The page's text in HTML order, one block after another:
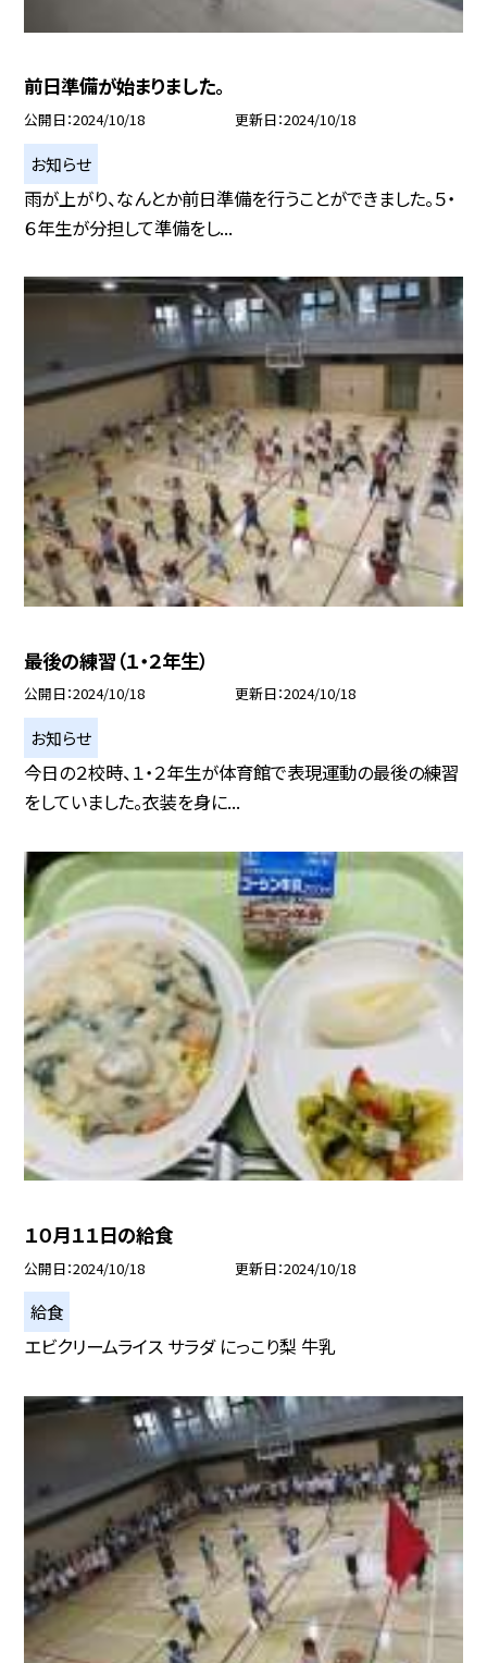
前日準備が始まりました。
公開日 2024/10/18 更新日 2024/10/18
お知らせ
雨が上がり、なんとか前日準備を行うことができました。５・
６年生が分担して準備をし...
最後の練習（１・２年生）
公開日 2024/10/18 更新日 2024/10/18
お知らせ
今日の２校時、１・２年生が体育館で表現運動の最後の練習
をしていました。衣装を身に...
１０月１１日の給食
公開日 2024/10/18 更新日 2024/10/18
給食
エビクリームライス サラダ にっこり梨 牛乳